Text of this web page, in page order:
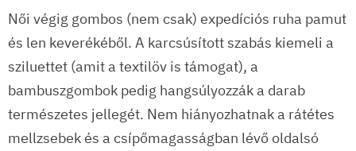
Női végig gombos (nem csak) expedíciós ruha pamut
és len keverékéből. A karcsúsított szabás kiemeli a
sziluettet (amit a textilöv is támogat), a
bambuszgombok pedig hangsúlyozzák a darab
természetes jellegét. Nem hiányozhatnak a rátétes
mellzsebek és a csípőmagasságban lévő oldalsó